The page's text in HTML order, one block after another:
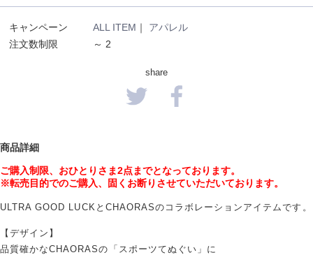
キャンペーン ALL ITEM ｜ アパレル
注文数制限
～ 2
share
商品詳細
ご購入制限、おひとりさま2点までとなっております。
※転売目的でのご購入、固くお断りさせていただいております。
ULTRA GOOD LUCKとCHAORASのコラボレーションアイテムです。
【デザイン】
品質確かなCHAORASの「スポーツてぬぐい」に